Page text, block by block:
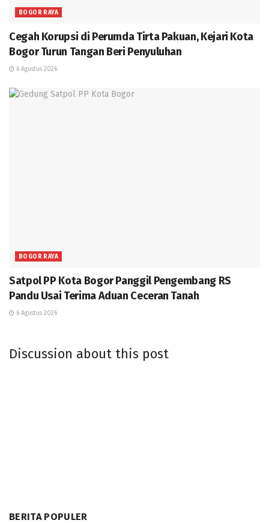
BOGOR RAYA
Cegah Korupsi di Perumda Tirta Pakuan, Kejari Kota
Bogor Turun Tangan Beri Penyuluhan
6 Agustus 2026
BOGOR RAYA
Satpol PP Kota Bogor Panggil Pengembang RS
Pandu Usai Terima Aduan Ceceran Tanah
6 Agustus 2026
Discussion about this post
BERITA POPULER